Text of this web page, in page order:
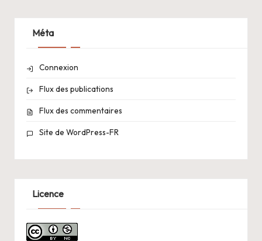
Méta
Connexion
Flux des publications
Flux des commentaires
Site de WordPress-FR
Licence